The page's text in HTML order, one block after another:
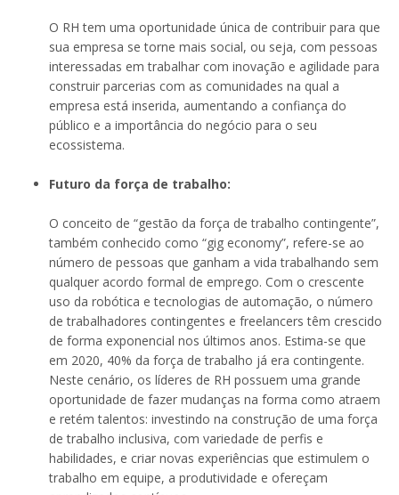
O RH tem uma oportunidade única de contribuir para que
sua empresa se torne mais social, ou seja, com pessoas
interessadas em trabalhar com inovação e agilidade para
construir parcerias com as comunidades na qual a
empresa está inserida, aumentando a confiança do
público e a importância do negócio para o seu
ecossistema.
Futuro da força de trabalho:
O conceito de “gestão da força de trabalho contingente”,
também conhecido como “gig economy”, refere-se ao
número de pessoas que ganham a vida trabalhando sem
qualquer acordo formal de emprego. Com o crescente
uso da robótica e tecnologias de automação, o número
de trabalhadores contingentes e freelancers têm crescido
de forma exponencial nos últimos anos. Estima-se que
em 2020, 40% da força de trabalho já era contingente.
Neste cenário, os líderes de RH possuem uma grande
oportunidade de fazer mudanças na forma como atraem
e retém talentos: investindo na construção de uma força
de trabalho inclusiva, com variedade de perfis e
habilidades, e criar novas experiências que estimulem o
trabalho em equipe, a produtividade e ofereçam